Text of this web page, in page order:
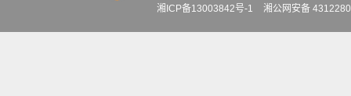
湘ICP备13003842号-1
湘公网安备